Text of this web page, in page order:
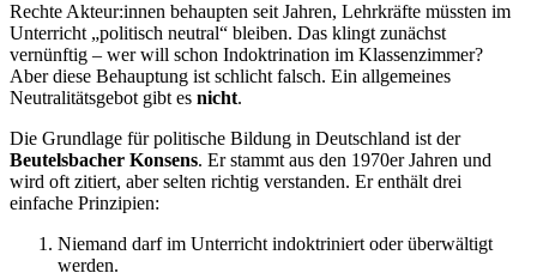
Rechte Akteur:innen behaupten seit Jahren, Lehrkräfte müssten im
Unterricht „politisch neutral“ bleiben. Das klingt zunächst
vernünftig – wer will schon Indoktrination im Klassenzimmer?
Aber diese Behauptung ist schlicht falsch. Ein allgemeines
Neutralitätsgebot gibt es nicht.
Die Grundlage für politische Bildung in Deutschland ist der
Beutelsbacher Konsens. Er stammt aus den 1970er Jahren und
wird oft zitiert, aber selten richtig verstanden. Er enthält drei
einfache Prinzipien:
Niemand darf im Unterricht indoktriniert oder überwältigt
werden.